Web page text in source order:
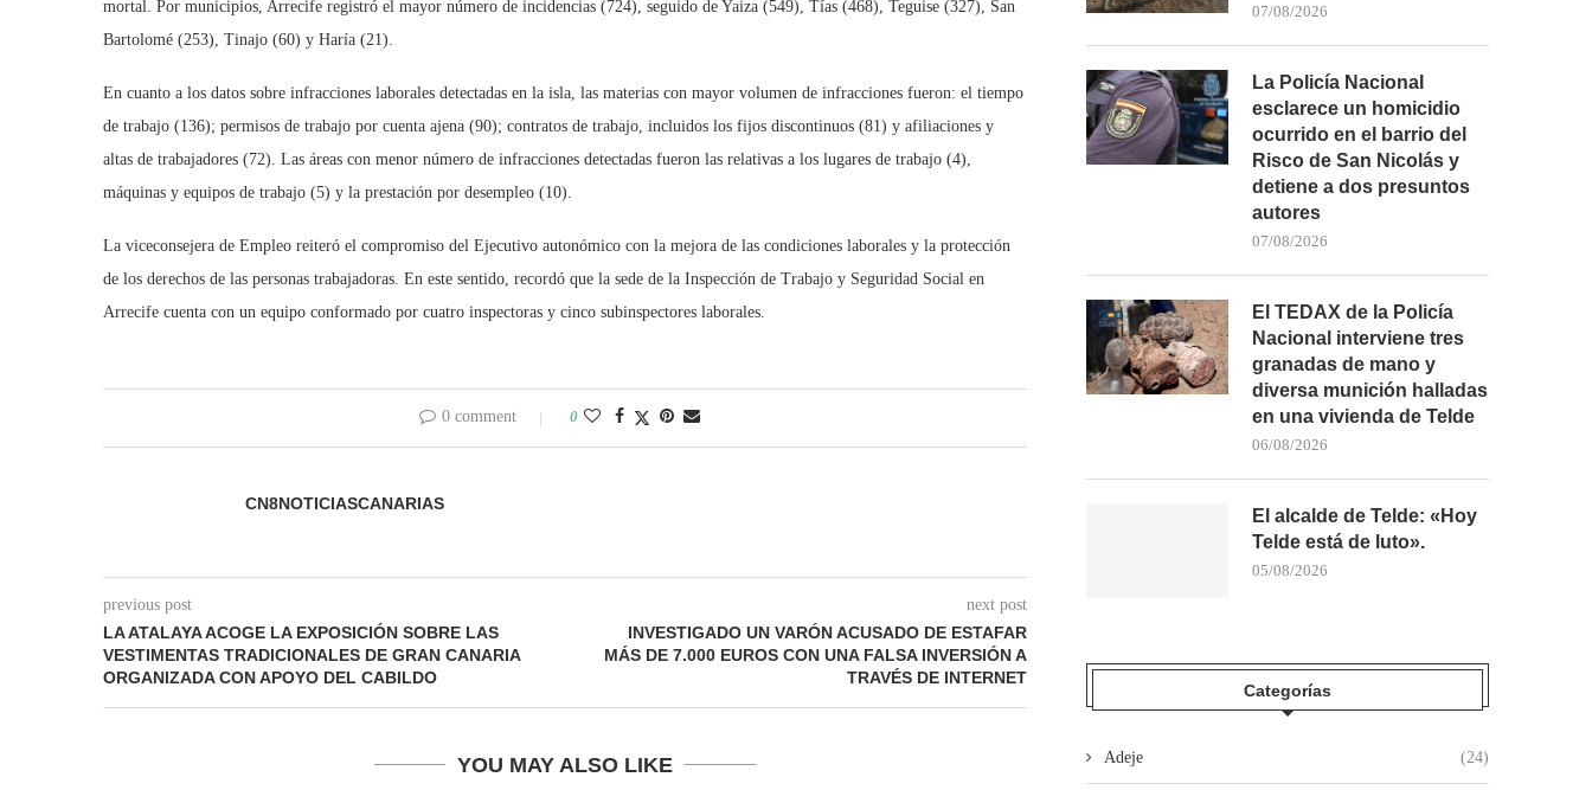
mortal. Por municipios, Arrecife registró el mayor número de incidencias (724), seguido de Yaiza (549), Tías (468), Teguise (327), San
Bartolomé (253), Tinajo (60) y Haría (21).
En cuanto a los datos sobre infracciones laborales detectadas en la isla, las materias con mayor volumen de infracciones fueron: el tiempo
de trabajo (136); permisos de trabajo por cuenta ajena (90); contratos de trabajo, incluidos los fijos discontinuos (81) y afiliaciones y
altas de trabajadores (72). Las áreas con menor número de infracciones detectadas fueron las relativas a los lugares de trabajo (4),
máquinas y equipos de trabajo (5) y la prestación por desempleo (10).
La viceconsejera de Empleo reiteró el compromiso del Ejecutivo autonómico con la mejora de las condiciones laborales y la protección
de los derechos de las personas trabajadoras. En este sentido, recordó que la sede de la Inspección de Trabajo y Seguridad Social en
Arrecife cuenta con un equipo conformado por cuatro inspectoras y cinco subinspectores laborales.
0 comment 0
CN8NOTICIASCANARIAS
previous post
LA ATALAYA ACOGE LA EXPOSICIÓN SOBRE LAS
VESTIMENTAS TRADICIONALES DE GRAN CANARIA
ORGANIZADA CON APOYO DEL CABILDO
next post
INVESTIGADO UN VARÓN ACUSADO DE ESTAFAR
MÁS DE 7.000 EUROS CON UNA FALSA INVERSIÓN A
TRAVÉS DE INTERNET
YOU MAY ALSO LIKE
07/08/2026
La Policía Nacional
esclarece un homicidio
ocurrido en el barrio del
Risco de San Nicolás y
detiene a dos presuntos
autores
07/08/2026
El TEDAX de la Policía
Nacional interviene tres
granadas de mano y
diversa munición halladas
en una vivienda de Telde
06/08/2026
El alcalde de Telde: «Hoy
Telde está de luto».
05/08/2026
Categorías
Adeje (24)